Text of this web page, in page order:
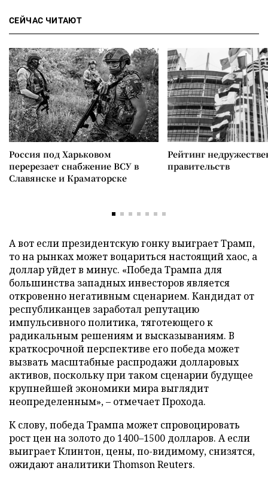
СЕЙЧАС ЧИТАЮТ
Россия под Харьковом
перерезает снабжение ВСУ в
Славянске и Краматорске
Рейтинг
правительств
А вот если президентскую гонку выиграет Трамп,
то на рынках может воцариться настоящий хаос, а
доллар уйдет в минус. «Победа Трампа для
большинства западных инвесторов является
откровенно негативным сценарием. Кандидат от
республиканцев заработал репутацию
импульсивного политика, тяготеющего к
радикальным решениям и высказываниям. В
краткосрочной перспективе его победа может
вызвать масштабные распродажи долларовых
активов, поскольку при таком сценарии будущее
крупнейшей экономики мира выглядит
неопределенным», – отмечает Прохода.
К слову, победа Трампа может спровоцировать
рост цен на золото до 1400–1500 долларов. А если
выиграет Клинтон, цены, по-видимому, снизятся,
ожидают аналитики Thomson Reuters.